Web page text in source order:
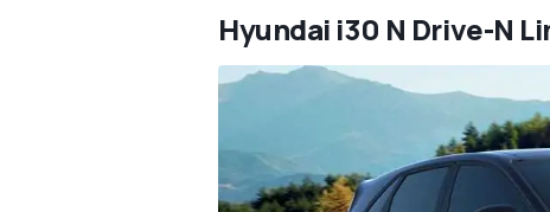
Hyundai i30 N Drive-N